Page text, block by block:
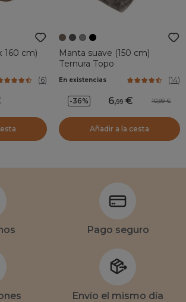
160 cm)
(6)
Manta suave (150 cm)
Ternura Topo
En existencias (14)
-36% 6,99 10,99
Añadir a la cesta
Pago seguro
Envío el mismo día